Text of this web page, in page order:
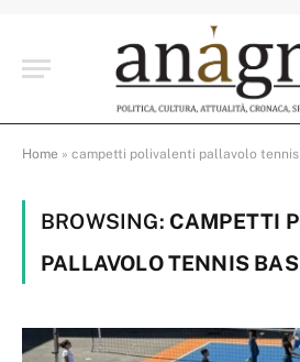
Home » campetti polivalenti pallavolo
BROWSING: CAMPETTI
PALLAVOLO TENNIS